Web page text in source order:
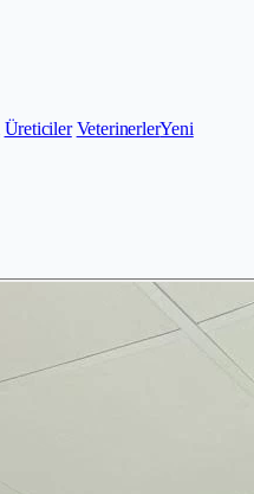
Üreticiler VeterinerlerYeni